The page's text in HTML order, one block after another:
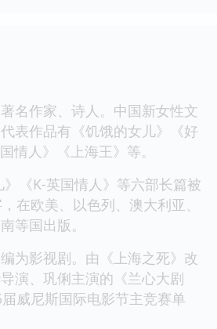
名作家、诗人。中国新女性文
表作品有《饥饿的女儿》《好
情人》《上海王》等。
《K-英国情人》等六部长篇被
在欧美、以色列、澳大利亚、
等国出版。
为影视剧。由《上海之死》改
演、巩俐主演的《兰心大剧
威尼斯国际电影节主竞赛单